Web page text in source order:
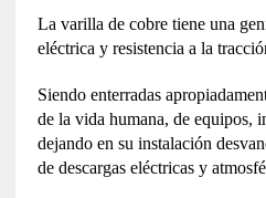
La varilla de cobre tiene una
eléctrica y resistencia a la
Siendo enterradas
de la vida humana, de equipos,
dejando en su instalación
de descargas eléctricas y